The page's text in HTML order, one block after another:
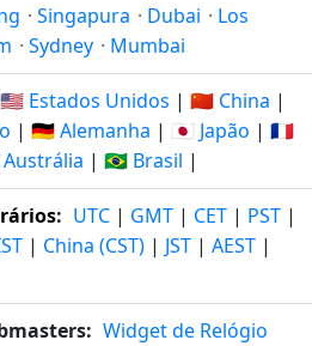
· Singapura · Dubai · Los
· Sydney · Mumbai
🇺🇸 Estados Unidos | 🇨🇳 China |
| 🇩🇪 Alemanha | 🇯🇵 Japão | 🇫🇷
| 🇧🇷 Brasil |
: UTC | GMT | CET | PST |
| China (CST) | JST | AEST |
Widget de Relógio